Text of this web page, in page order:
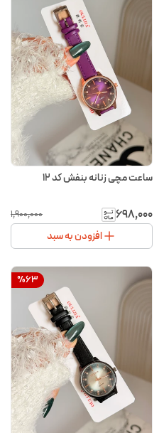
ساعت مچی زنانه بنفش کد ۱۲
۶۹۸٬۰۰۰ ۱٬۹۰۰٬۰۰۰
افزودن به سبد
%63